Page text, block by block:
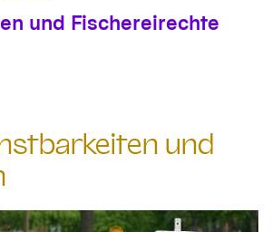
und Fischereirechte
und